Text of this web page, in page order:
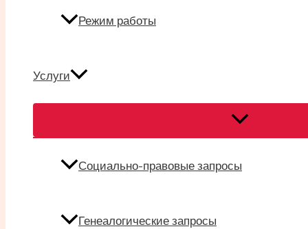
Режим работы
Услуги
Социально-правовые запросы
Генеалогические запросы